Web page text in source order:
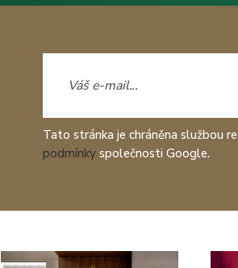
Tato stránka je chráněna službou
podmínky společnosti Google.